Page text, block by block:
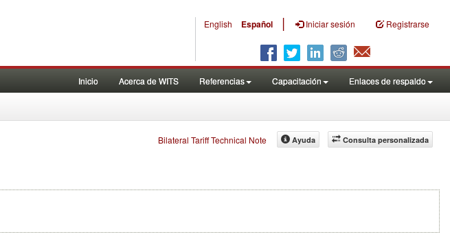
English Español | Iniciar sesión Registrarse
Inicio Acerca de WITS Referencias Capacitación Enlaces de respaldo
Bilateral Tariff Technical Note Consulta personalizada
Ayuda